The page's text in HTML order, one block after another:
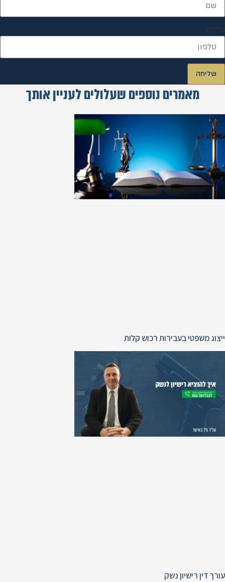
טלפון
שליחה
מאמרים נוספים שעלולים לעניין אותך
ייצוג משפטי בעבירות רכוש קלות
עורך דין רישיון נשק